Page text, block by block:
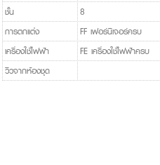
ชั้น
8
การตกแต่ง
FF เฟอร์นิเจอร์ครบ
เครื่องใช้ไฟฟ้า
FE เครื่องใช้ไฟฟ้าครบ
วิวจากห้องชุด